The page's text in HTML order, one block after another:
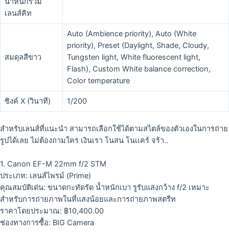
เลนส์คิท
สมดุลสีขาว
Auto (Ambience priority), Auto (White
priority), Preset (Daylight, Shade, Cloudy,
Tungsten light, White fluorescent light,
Flash), Custom White balance correction,
Color temperature
ซิงค์ X (วินาที) 1/200
สำหรับเลนส์ที่แนะนำ สามารถเลือกใช้ได้ตามสไตล์ของตัวเองในการถ่าย
รูปได้เลย ไม่ต้องถามใคร เงินเรา โนสน โนเเคร์ จร้า..
1. Canon EF-M 22mm f/2 STM
ประเภท: เลนส์ไพรม์ (Prime)
คุณสมบัติเด่น: ขนาดกะทัดรัด น้ำหนักเบา รูรับแสงกว้าง f/2 เหมาะ
สำหรับการถ่ายภาพในที่แสงน้อยและการถ่ายภาพสตรีท
ราคาโดยประมาณ: ฿10,400.00
ช่องทางการซื้อ: BIG Camera